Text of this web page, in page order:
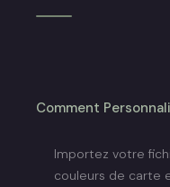
Comment
Importez votre
couleurs de carte